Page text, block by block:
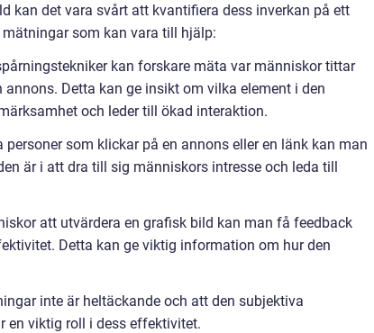
kan det vara svårt att kvantifiera dess inverkan på ett
som kan vara till hjälp:
kan forskare mäta var människor tittar
Detta kan ge insikt om vilka element i den
och leder till ökad interaktion.
som klickar på en annons eller en länk kan man
är i att dra till sig människors intresse och leda till
att utvärdera en grafisk bild kan man få feedback
Detta kan ge viktig information om hur den
inte är heltäckande och att den subjektiva
en viktig roll i dess effektivitet.